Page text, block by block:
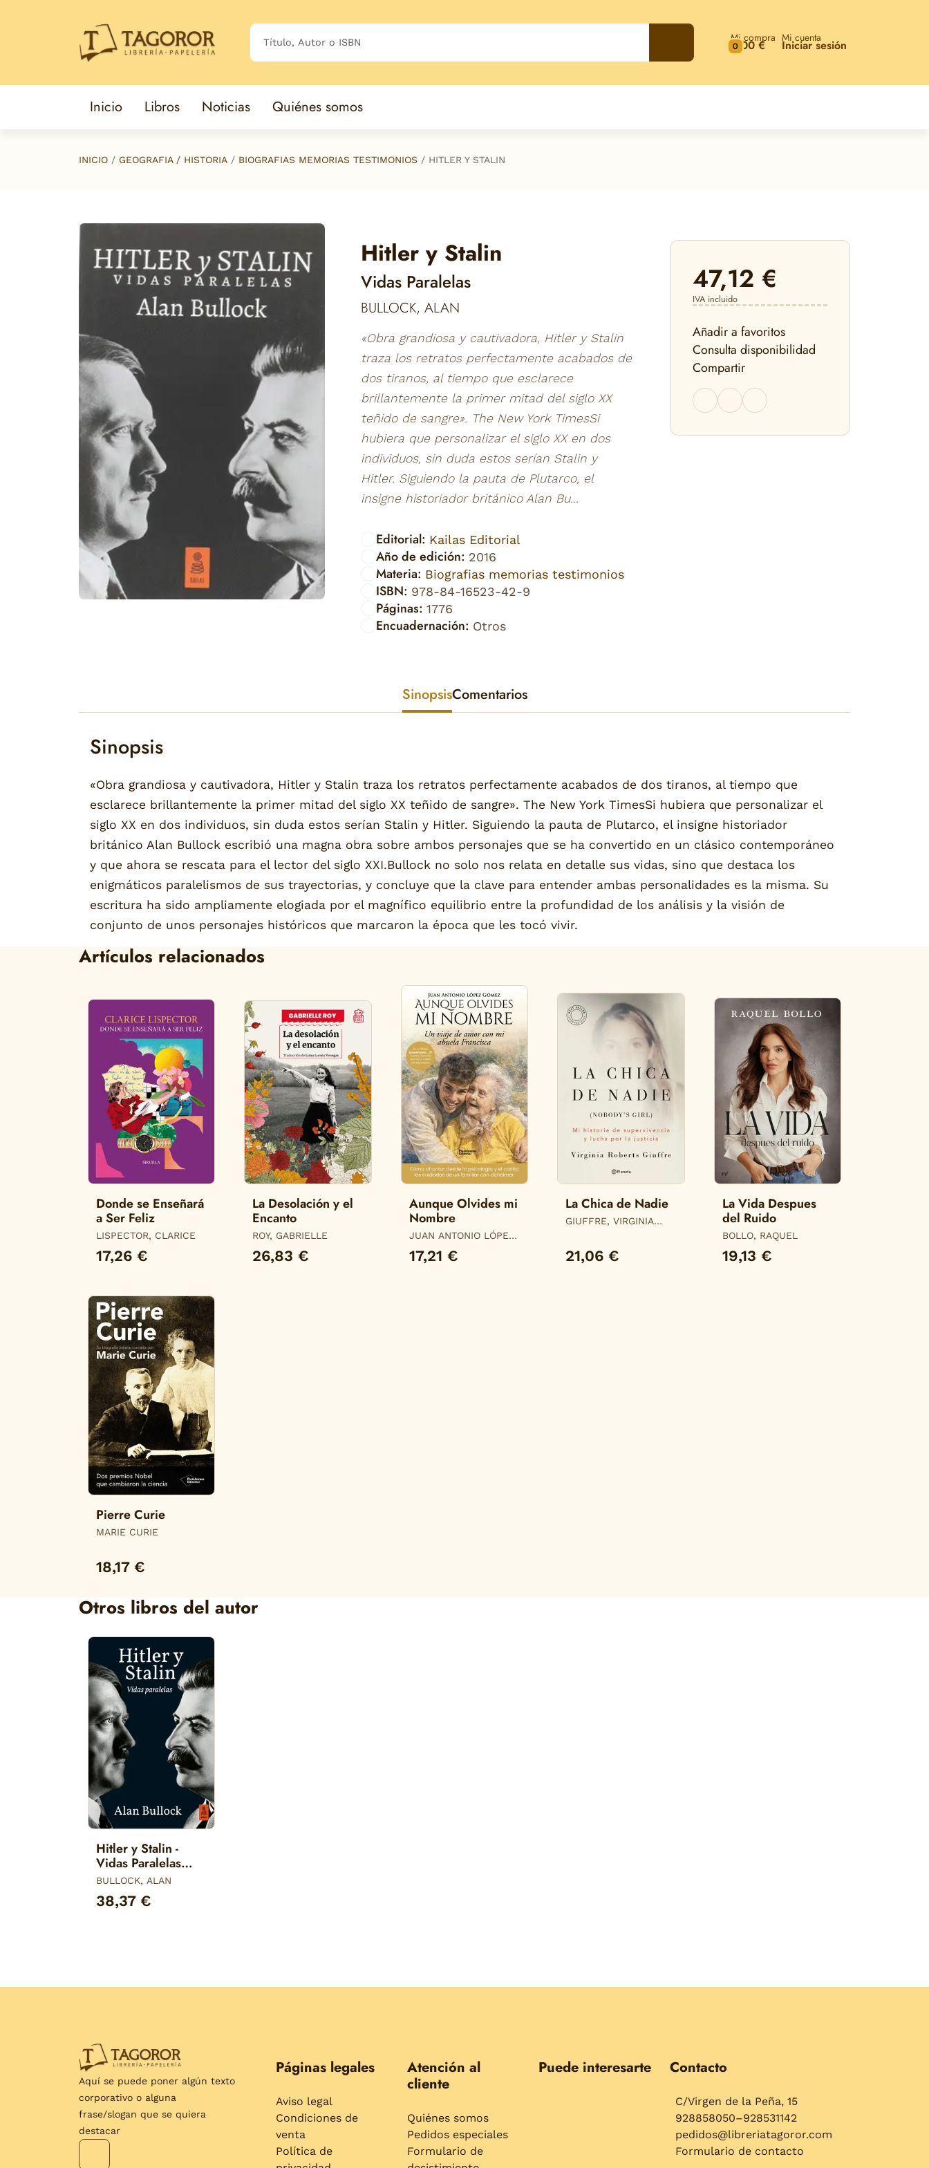
0
Mi compra
0,00 € Mi cuenta
Iniciar sesión
Inicio Libros Noticias Quiénes somos
INICIO GEOGRAFIA / HISTORIA BIOGRAFIAS MEMORIAS TESTIMONIOS HITLER Y STALIN
Hitler y Stalin
Vidas Paralelas
BULLOCK, ALAN
«Obra grandiosa y cautivadora, Hitler y Stalin
traza los retratos perfectamente acabados de
dos tiranos, al tiempo que esclarece
brillantemente la primer mitad del siglo XX
teñido de sangre». The New York TimesSi
hubiera que personalizar el siglo XX en dos
individuos, sin duda estos serían Stalin y
Hitler. Siguiendo la pauta de Plutarco, el
insigne historiador británico Alan Bu...
Editorial: Kailas Editorial
Año de edición: 2016
Materia: Biografias memorias testimonios
ISBN: 978-84-16523-42-9
Páginas: 1776
Encuadernación: Otros
47,12 €
IVA incluido
Añadir a favoritos
Consulta disponibilidad
Compartir
SinopsisComentarios
Sinopsis
«Obra grandiosa y cautivadora, Hitler y Stalin traza los retratos perfectamente acabados de dos tiranos, al tiempo que
esclarece brillantemente la primer mitad del siglo XX teñido de sangre». The New York TimesSi hubiera que personalizar el
siglo XX en dos individuos, sin duda estos serían Stalin y Hitler. Siguiendo la pauta de Plutarco, el insigne historiador
británico Alan Bullock escribió una magna obra sobre ambos personajes que se ha convertido en un clásico contemporáneo
y que ahora se rescata para el lector del siglo XXI.Bullock no solo nos relata en detalle sus vidas, sino que destaca los
enigmáticos paralelismos de sus trayectorias, y concluye que la clave para entender ambas personalidades es la misma. Su
escritura ha sido ampliamente elogiada por el magnífico equilibrio entre la profundidad de los análisis y la visión de
conjunto de unos personajes históricos que marcaron la época que les tocó vivir.
Artículos relacionados
Donde se Enseñará
a Ser Feliz
LISPECTOR, CLARICE
17,26 €
La Desolación y el
Encanto
ROY, GABRIELLE
26,83 €
Aunque Olvides mi
Nombre
JUAN ANTONIO LÓPEZ
GÓMEZ
17,21 €
La Chica de Nadie
GIUFFRE, VIRGINIA
21,06 €
La Vida Despues
del Ruido
BOLLO, RAQUEL
19,13 €
Pierre Curie
MARIE CURIE
18,17 €
Otros libros del autor
Hitler y Stalin -
Vidas Paralelas
(Ed. revisada)
BULLOCK, ALAN
38,37 €
Aquí se puede poner algún texto
corporativo o alguna
frase/slogan que se quiera
destacar
Páginas legales
Aviso legal
Condiciones de
venta
Política de
Atención al
cliente
Quiénes somos
Pedidos especiales
Formulario de
Puede interesarte Contacto
C/Virgen de la Peña, 15
928858050–928531142
pedidos@libreriatagoror.com
Formulario de contacto